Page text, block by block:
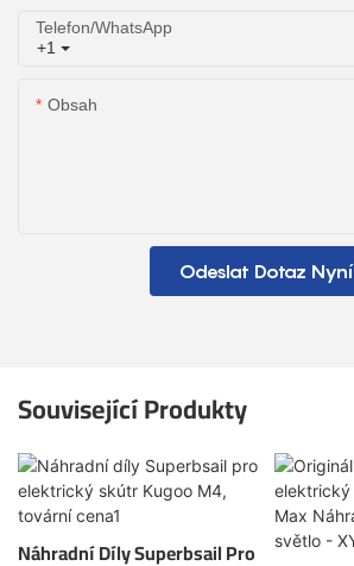
+1
Telefon/whatsApp
Obsah
Odeslat Dotaz Nyní
Související Produkty
Náhradní Díly Superbsail Pro